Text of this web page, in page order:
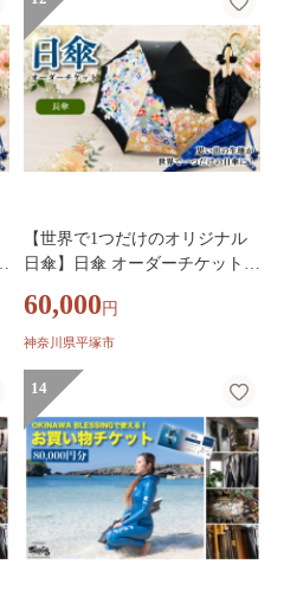
【世界で1つだけのオリジナル
日傘】日傘 オーダーチケット
傘 日傘 折りたたみ傘 長傘 UV
カット UV 日除け 着物 洋服 生
レゼント 記念日 ギフト オーダ
ーメイドチケット 雨 梅雨 職人
傘 かさ アンブレラ こばり 神奈
川県 平塚市
60,000 円
神奈川県平塚市
14